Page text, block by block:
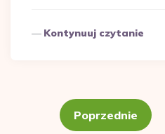
Kontynuuj czytanie
wpisówPoprzednie